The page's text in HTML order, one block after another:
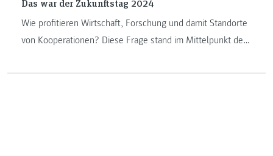
Das war der Zukunftstag 2024
Wie profitieren Wirtschaft, Forschung und damit Standorte
von Kooperationen? Diese Frage stand im Mittelpunkt des